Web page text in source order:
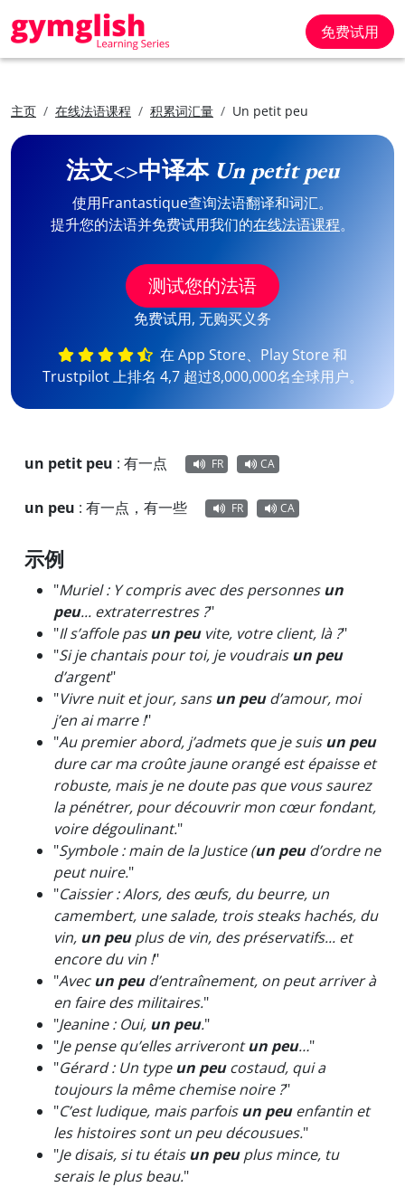
免费试用
主页 在线法语课程 积累词汇量 Un petit peu
法文<>中译本 Un petit peu
使用Frantastique查询法语翻译和词汇。
提升您的法语并免费试用我们的在线法语课程。
测试您的法语
免费试用, 无购买义务
在 App Store、Play Store 和
Trustpilot 上排名 4,7 超过8,000,000名全球用户。
un petit peu : 有一点 FR CA
un peu : 有一点，有一些 FR CA
示例
"Muriel : Y compris avec des personnesun
peu... extraterrestres ?"
"Il s’affole pasun peuvite, votre client, là ?"
"Si je chantais pour toi, je voudraisun peu
d’argent"
"Vivre nuit et jour, sansun peud’amour, moi
j’en ai marre !"
"Au premier abord, j’admets que je suisun peu
dure car ma croûte jaune orangé est épaisse et
robuste, mais je ne doute pas que vous saurez
la pénétrer, pour découvrir mon cœur fondant,
voire dégoulinant."
"Symbole : main de la Justice (un peud’ordre ne
peut nuire."
"Caissier : Alors, des œufs, du beurre, un
camembert, une salade, trois steaks hachés, du
vin, un peuplus de vin, des préservatifs... et
encore du vin !"
"Avecun peud’entraînement, on peut arriver à
en faire des militaires."
"Jeanine : Oui, un peu."
"Je pense qu’elles arriverontun peu…"
"Gérard : Un typeun peucostaud, qui a
toujours la même chemise noire ?"
"C’est ludique, mais parfoisun peuenfantin et
les histoires sont un peu décousues."
"Je disais, si tu étaisun peuplus mince, tu
serais le plus beau."